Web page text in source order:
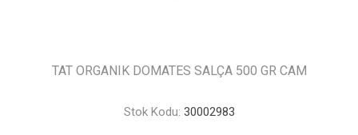
TAT ORGANIK DOMATES SALÇA 500 GR CAM
Stok Kodu: 30002983